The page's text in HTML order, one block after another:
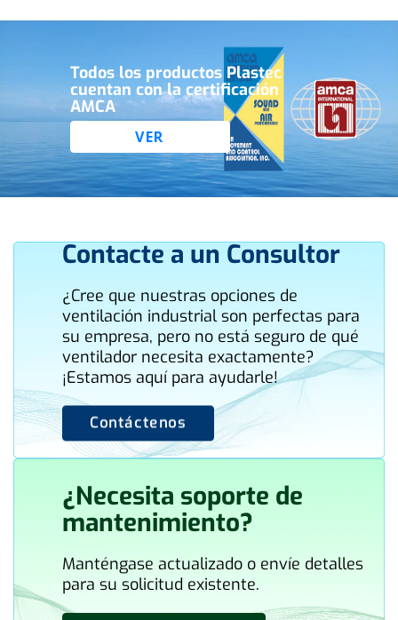
Todos los productos Plastec
cuentan con la certificación
AMCA
VER
Contacte a un Consultor
¿Cree que nuestras opciones de
ventilación industrial son perfectas para
su empresa, pero no está seguro de qué
ventilador necesita exactamente?
¡Estamos aquí para ayudarle!
Contáctenos
¿Necesita soporte de
mantenimiento?
Manténgase actualizado o envíe detalles
para su solicitud existente.